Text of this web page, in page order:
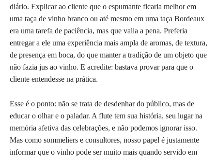
diário. Explicar ao cliente que o espumante ficaria melhor em
uma taça de vinho branco ou até mesmo em uma taça Bordeaux
era uma tarefa de paciência, mas que valia a pena. Preferia
entregar a ele uma experiência mais ampla de aromas, de textura,
de presença em boca, do que manter a tradição de um objeto que
não fazia jus ao vinho. E acredite: bastava provar para que o
cliente entendesse na prática.
Esse é o ponto: não se trata de desdenhar do público, mas de
educar o olhar e o paladar. A flute tem sua história, seu lugar na
memória afetiva das celebrações, e não podemos ignorar isso.
Mas como sommeliers e consultores, nosso papel é justamente
informar que o vinho pode ser muito mais quando servido em